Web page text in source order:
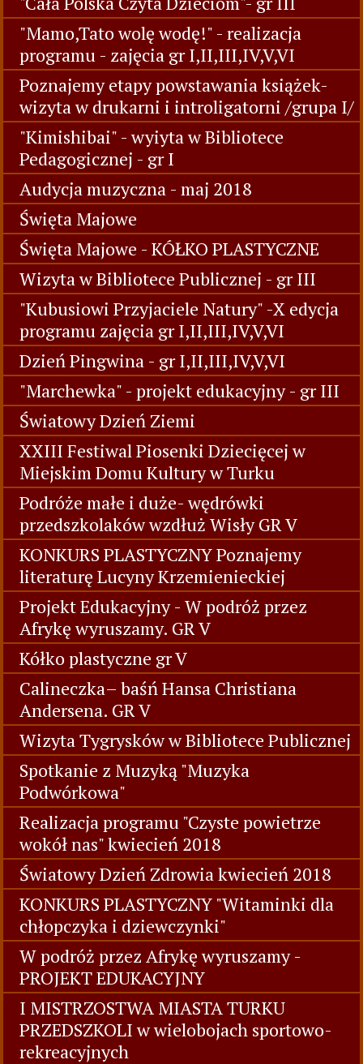
"Mamo,Tato wolę wodę!" - realizacja
programu - zajęcia gr I,II,III,IV,V,VI
Poznajemy etapy powstawania książek-
wizyta w drukarni i introligatorni /grupa I/
"Kimishibai" - wyiyta w Bibliotece
Pedagogicznej - gr I
Audycja muzyczna - maj 2018
Święta Majowe
Święta Majowe - KÓŁKO PLASTYCZNE
Wizyta w Bibliotece Publicznej - gr III
"Kubusiowi Przyjaciele Natury" -X edycja
programu zajęcia gr I,II,III,IV,V,VI
Dzień Pingwina - gr I,II,III,IV,V,VI
"Marchewka" - projekt edukacyjny - gr III
Światowy Dzień Ziemi
XXIII Festiwal Piosenki Dziecięcej w
Miejskim Domu Kultury w Turku
Podróże małe i duże- wędrówki
przedszkolaków wzdłuż Wisły GR V
KONKURS PLASTYCZNY Poznajemy
literaturę Lucyny Krzemienieckiej
Projekt Edukacyjny - W podróż przez
Afrykę wyruszamy. GR V
Kółko plastyczne gr V
Calineczka– baśń Hansa Christiana
Andersena. GR V
Wizyta Tygrysków w Bibliotece Publicznej
Spotkanie z Muzyką "Muzyka
Podwórkowa"
Realizacja programu "Czyste powietrze
wokół nas" kwiecień 2018
Światowy Dzień Zdrowia kwiecień 2018
KONKURS PLASTYCZNY "Witaminki dla
chłopczyka i dziewczynki"
W podróż przez Afrykę wyruszamy -
PROJEKT EDUKACYJNY
I MISTRZOSTWA MIASTA TURKU
PRZEDSZKOLI w wielobojach sportowo-
rekreacyjnych